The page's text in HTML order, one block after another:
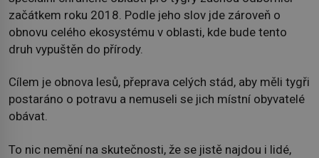
začátkem roku 2018. Podle jeho slov jde zároveň o
obnovu celého ekosystému v oblasti, kde bude tento
druh vypuštěn do přírody.
Cílem je obnova lesů, přeprava celých stád, aby měli tygři
postaráno o potravu a nemuseli se jich místní obyvatelé
obávat.
To nic nemění na skutečnosti, že se jistě najdou i lidé,